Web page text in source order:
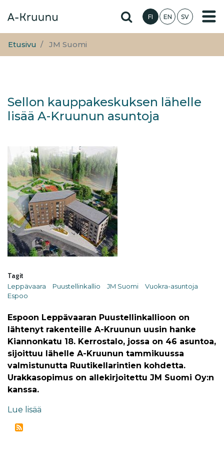
pääsisältöön
Hae sivustolta
FI EN SV
Etusivu JM Suomi
Sellon kauppakeskuksen lähelle
lisää A-Kruunun asuntoja
Tagit
Leppävaara
Puustellinkallio JM Suomi
Vuokra-asuntoja
Espoo
Espoon Leppävaaran Puustellinkallioon on
lähtenyt rakenteille A-Kruunun uusin hanke
Kiannonkatu 18. Kerrostalo, jossa on 46 asuntoa,
sijoittuu lähelle A-Kruunun tammikuussa
valmistunutta Ruutikellarintien kohdetta.
Urakkasopimus on allekirjoitettu JM Suomi Oy:n
kanssa.
Lue lisää